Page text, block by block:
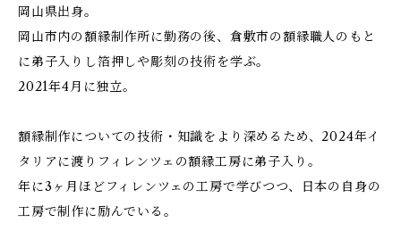
岡山県出身。
岡山市内の額縁制作所に勤務の後、倉敷市の額縁職人のもと
に弟子入りし箔押しや彫刻の技術を学ぶ。
2021年4月に独立。
額縁制作についての技術・知識をより深めるため、2024年イ
タリアに渡りフィレンツェの額縁工房に弟子入り。
年に3ヶ月ほどフィレンツェの工房で学びつつ、日本の自身の
工房で制作に励んでいる。